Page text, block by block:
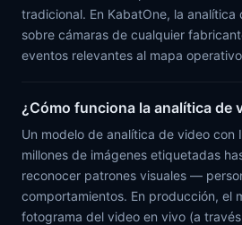
tradicional. En KabatOne, la
sobre cámaras de cualquier
eventos relevantes al mapa
¿Cómo funciona la analítica de
Un modelo de analítica de video con
millones de imágenes etiquetadas
reconocer patrones visuales —
comportamientos. En producción, el
fotograma del video en vivo (a través